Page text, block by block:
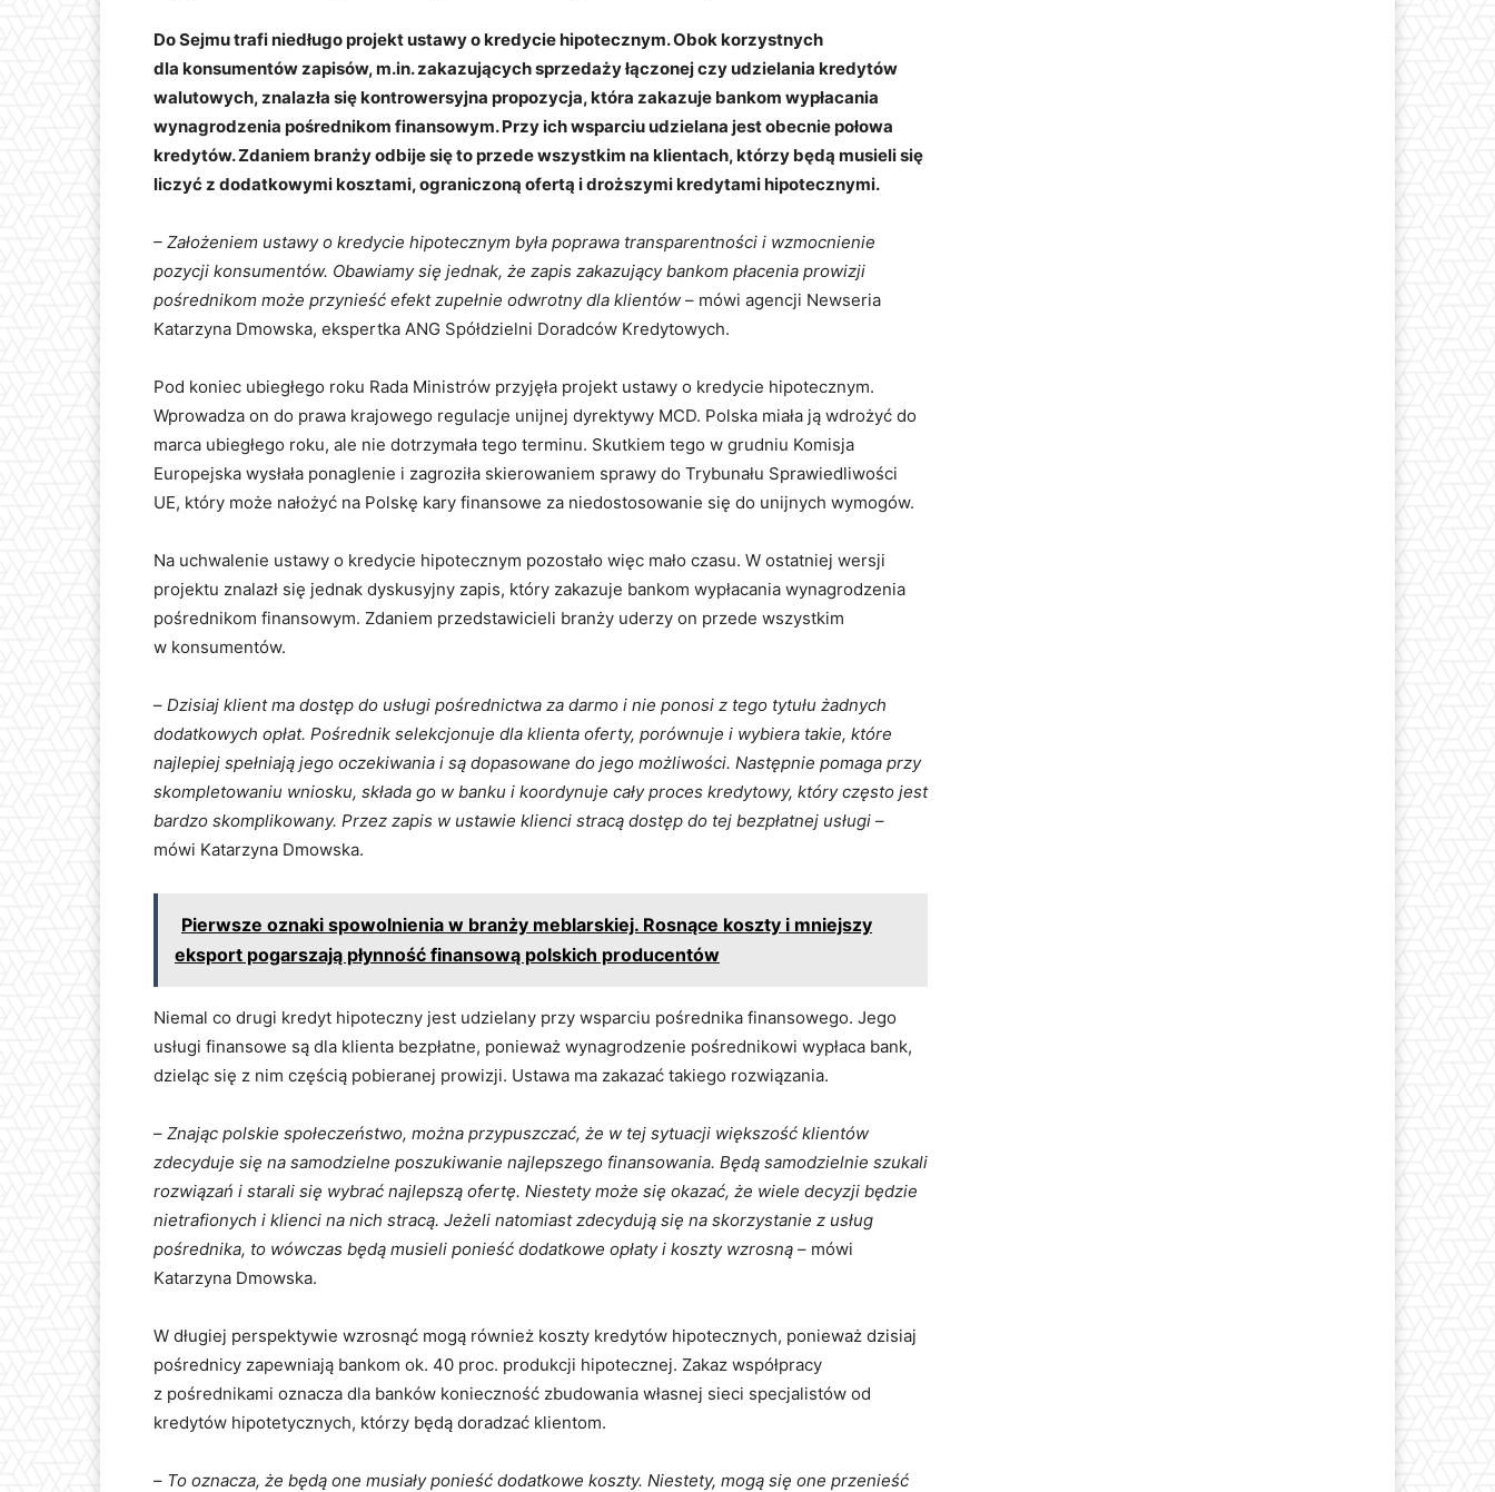
Do Sejmu trafi niedługo projekt ustawy o kredycie hipotecznym. Obok korzystnych
dla konsumentów zapisów, m.in. zakazujących sprzedaży łączonej czy udzielania kredytów
walutowych, znalazła się kontrowersyjna propozycja, która zakazuje bankom wypłacania
wynagrodzenia pośrednikom finansowym. Przy ich wsparciu udzielana jest obecnie połowa
kredytów. Zdaniem branży odbije się to przede wszystkim na klientach, którzy będą musieli się
liczyć z dodatkowymi kosztami, ograniczoną ofertą i droższymi kredytami hipotecznymi.
– Założeniem ustawy o kredycie hipotecznym była poprawa transparentności i wzmocnienie
pozycji konsumentów. Obawiamy się jednak, że zapis zakazujący bankom płacenia prowizji
pośrednikom może przynieść efekt zupełnie odwrotny dla klientów – mówi agencji Newseria
Katarzyna Dmowska, ekspertka ANG Spółdzielni Doradców Kredytowych.
Pod koniec ubiegłego roku Rada Ministrów przyjęła projekt ustawy o kredycie hipotecznym.
Wprowadza on do prawa krajowego regulacje unijnej dyrektywy MCD. Polska miała ją wdrożyć do
marca ubiegłego roku, ale nie dotrzymała tego terminu. Skutkiem tego w grudniu Komisja
Europejska wysłała ponaglenie i zagroziła skierowaniem sprawy do Trybunału Sprawiedliwości
UE, który może nałożyć na Polskę kary finansowe za niedostosowanie się do unijnych wymogów.
Na uchwalenie ustawy o kredycie hipotecznym pozostało więc mało czasu. W ostatniej wersji
projektu znalazł się jednak dyskusyjny zapis, który zakazuje bankom wypłacania wynagrodzenia
pośrednikom finansowym. Zdaniem przedstawicieli branży uderzy on przede wszystkim
w konsumentów.
– Dzisiaj klient ma dostęp do usługi pośrednictwa za darmo i nie ponosi z tego tytułu żadnych
dodatkowych opłat. Pośrednik selekcjonuje dla klienta oferty, porównuje i wybiera takie, które
najlepiej spełniają jego oczekiwania i są dopasowane do jego możliwości. Następnie pomaga przy
skompletowaniu wniosku, składa go w banku i koordynuje cały proces kredytowy, który często jest
bardzo skomplikowany. Przez zapis w ustawie klienci stracą dostęp do tej bezpłatnej usługi –
mówi Katarzyna Dmowska.
Pierwsze oznaki spowolnienia w branży meblarskiej. Rosnące koszty i mniejszy
eksport pogarszają płynność finansową polskich producentów
Niemal co drugi kredyt hipoteczny jest udzielany przy wsparciu pośrednika finansowego. Jego
usługi finansowe są dla klienta bezpłatne, ponieważ wynagrodzenie pośrednikowi wypłaca bank,
dzieląc się z nim częścią pobieranej prowizji. Ustawa ma zakazać takiego rozwiązania.
– Znając polskie społeczeństwo, można przypuszczać, że w tej sytuacji większość klientów
zdecyduje się na samodzielne poszukiwanie najlepszego finansowania. Będą samodzielnie szukali
rozwiązań i starali się wybrać najlepszą ofertę. Niestety może się okazać, że wiele decyzji będzie
nietrafionych i klienci na nich stracą. Jeżeli natomiast zdecydują się na skorzystanie z usług
pośrednika, to wówczas będą musieli ponieść dodatkowe opłaty i koszty wzrosną – mówi
Katarzyna Dmowska.
W długiej perspektywie wzrosnąć mogą również koszty kredytów hipotecznych, ponieważ dzisiaj
pośrednicy zapewniają bankom ok. 40 proc. produkcji hipotecznej. Zakaz współpracy
z pośrednikami oznacza dla banków konieczność zbudowania własnej sieci specjalistów od
kredytów hipotetycznych, którzy będą doradzać klientom.
– To oznacza, że będą one musiały ponieść dodatkowe koszty. Niestety, mogą się one przenieść